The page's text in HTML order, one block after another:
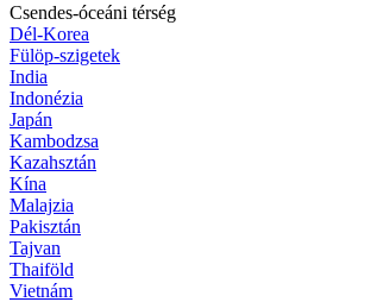
Csendes-óceáni térség
Dél-Korea
Fülöp-szigetek
India
Indonézia
Japán
Kambodzsa
Kazahsztán
Kína
Malajzia
Pakisztán
Tajvan
Thaiföld
Vietnám